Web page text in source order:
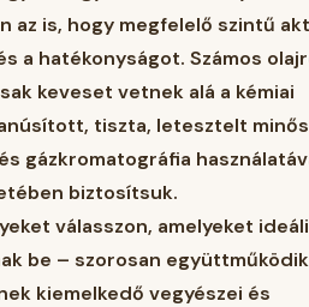
az is, hogy megfelelő szintű
a hatékonyságot. Számos
keveset vetnek alá a kémiai
tiszta, letesztelt
gázkromatográfia
biztosítsuk.
válasszon, amelyeket
be – szorosan együttműködik
kiemelkedő vegyészei és